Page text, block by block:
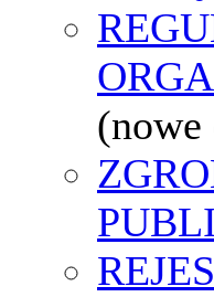
(nowe